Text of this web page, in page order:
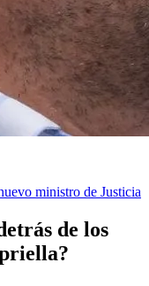
ministro de Justicia
de los